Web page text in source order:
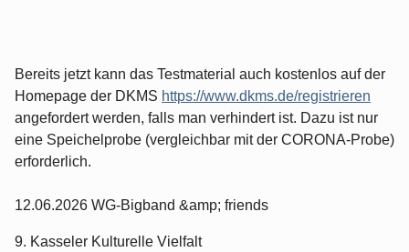
Bereits jetzt kann das Testmaterial auch kostenlos auf der
Homepage der DKMS https://www.dkms.de/registrieren
angefordert werden, falls man verhindert ist. Dazu ist nur
eine Speichelprobe (vergleichbar mit der CORONA-Probe)
erforderlich.
12.06.2026 WG-Bigband &amp; friends
9. Kasseler Kulturelle Vielfalt